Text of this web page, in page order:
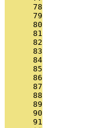
      78
      79
      80
      81
      82
      83
      84
      85
      86
      87
      88
      89
      90
      91